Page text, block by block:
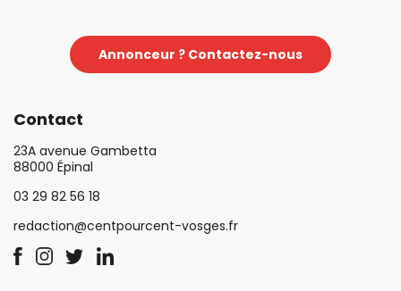
Annonceur ? Contactez-nous
Contact
23A avenue Gambetta
88000 Épinal
03 29 82 56 18
redaction@centpourcent-vosges.fr